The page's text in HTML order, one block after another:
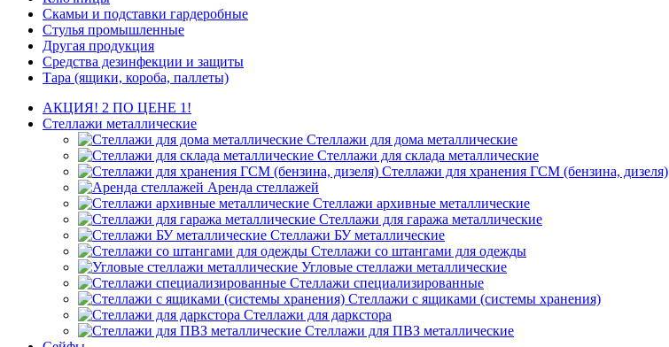
Скамьи и подставки гардеробные
Стулья промышленные
Другая продукция
Средства дезинфекции и защиты
Тара (ящики, короба, паллеты)
АКЦИЯ! 2 ПО ЦЕНЕ 1!
Стеллажи металлические
Стеллажи для дома металлические
Стеллажи для склада металлические
Стеллажи для хранения ГСМ (бензина, дизеля)
Аренда стеллажей
Стеллажи архивные металлические
Стеллажи для гаража металлические
Стеллажи БУ металлические
Стеллажи со штангами для одежды
Угловые стеллажи металлические
Стеллажи специализированные
Стеллажи с ящиками (системы хранения)
Стеллажи для даркстора
Стеллажи для ПВЗ металлические